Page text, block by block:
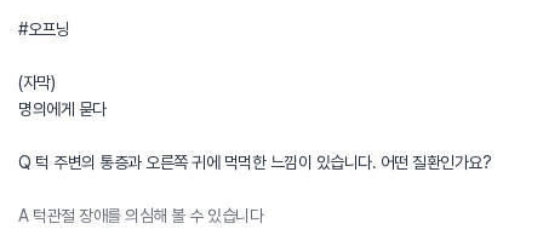
#오프닝
(자막)
명의에게 묻다
Q 턱 주변의 통증과 오른쪽 귀에 먹먹한 느낌이 있습니다. 어떤 질환인가요?
A 턱관절 장애를 의심해 볼 수 있습니다